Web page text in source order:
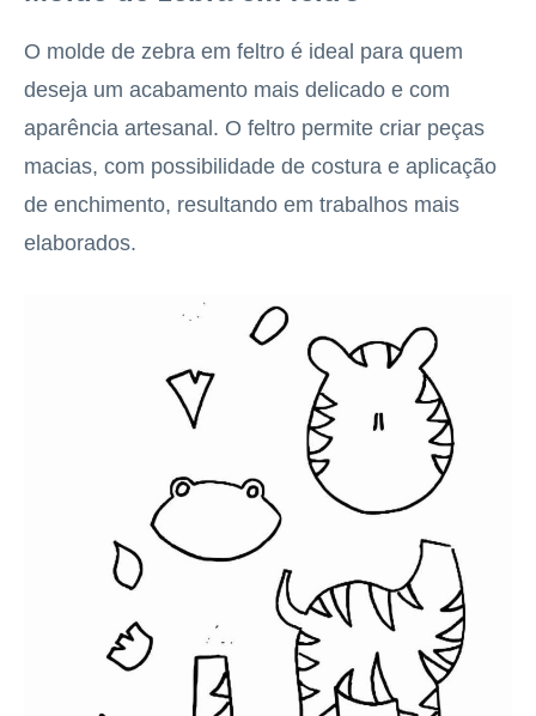
O molde de zebra em feltro é ideal para quem
deseja um acabamento mais delicado e com
aparência artesanal. O feltro permite criar peças
macias, com possibilidade de costura e aplicação
de enchimento, resultando em trabalhos mais
elaborados.